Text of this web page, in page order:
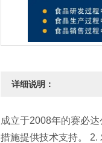
详细说明：
成立于2008年的赛必
措施提供技术支持。 2.